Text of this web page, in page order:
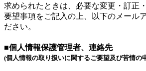
求められたときは、必要な変更・訂正
要望事項をご記入の上、以下のメール
ださい。
■個人情報保護管理者、連絡先
(個人情報の取り扱いに関するご要望及び苦情の